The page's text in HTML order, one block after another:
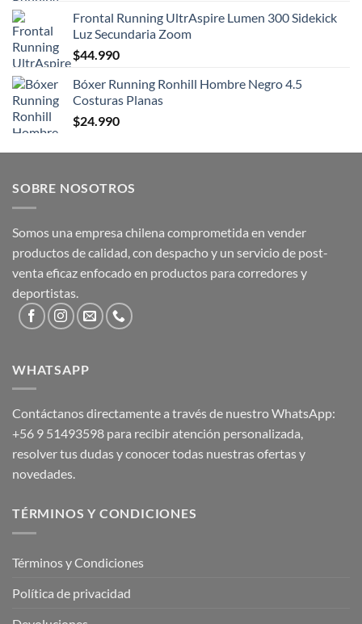
Frontal Running UltrAspire Lumen 300 Sidekick
Luz Secundaria Zoom
$44.990
Bóxer Running Ronhill Hombre Negro 4.5
Costuras Planas
$24.990
SOBRE NOSOTROS
Somos una empresa chilena comprometida en vender
productos de calidad, con despacho y un servicio de post-
venta eficaz enfocado en productos para corredores y
deportistas.
WHATSAPP
Contáctanos directamente a través de nuestro WhatsApp:
+56 9 51493598 para recibir atención personalizada,
resolver tus dudas y conocer todas nuestras ofertas y
novedades.
TÉRMINOS Y CONDICIONES
Términos y Condiciones
Política de privacidad